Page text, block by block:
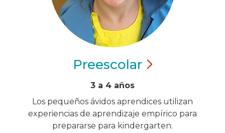
Preescolar
3 a 4 años
Los pequeños ávidos aprendices utilizan
experiencias de aprendizaje empírico para
prepararse para kindergarten.